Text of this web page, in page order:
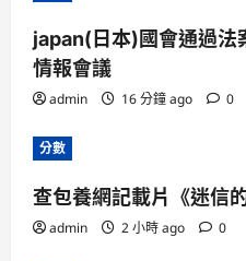
japan(日本)國會通過法
情報會議
admin 16 分鐘 ago 0
分數
查包養網記載片《迷信
admin 2 小時 ago 0